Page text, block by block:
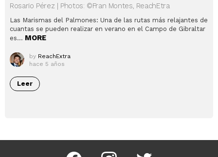
Rosario Pérez | Photos: ©Fran Montes, ReachEtra
Las Marismas del Palmones: Una de las rutas más relajantes de
cuantas se pueden realizar en verano en el Campo de Gibraltar
es… MORE
by ReachExtra
hace 5 años
Leer
Facebook Instagram Twitter